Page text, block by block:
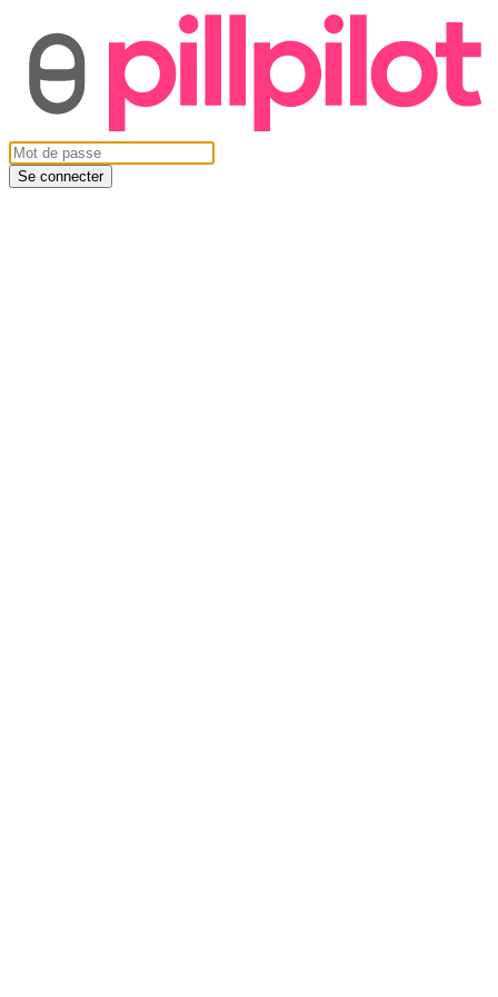
Se connecter